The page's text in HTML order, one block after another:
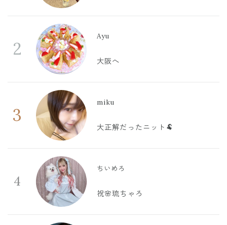
2
Ayu
大阪へ
3
miku
大正解だったニット🐏
4
ちいめろ
祝🌸琉ちゃろ